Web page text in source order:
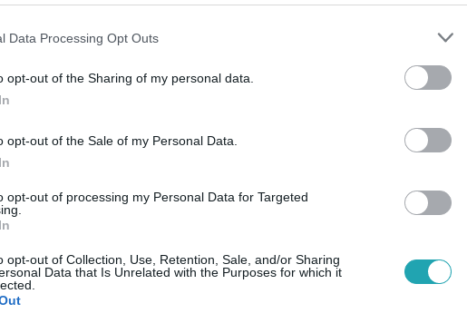
Data Processing Opt Outs
opt-out of the Sharing of my personal data.
opt-out of the Sale of my Personal Data.
opt-out of processing my Personal Data for Targeted
opt-out of Collection, Use, Retention, Sale, and/or Sharing
Data that Is Unrelated with the Purposes for which it
Jeremiah Johnson, akinek fotója
legyen a Google-találatokban!